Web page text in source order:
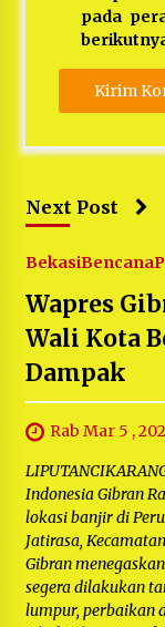
pada
Next Post
BekasiBencana
Wapres
Wali Kota
Dampak
Rab Mar 5 ,
Indonesia Gibran
lokasi banjir di
Jatirasa,
Gibran
segera dilakukan
lumpur, perbaikan